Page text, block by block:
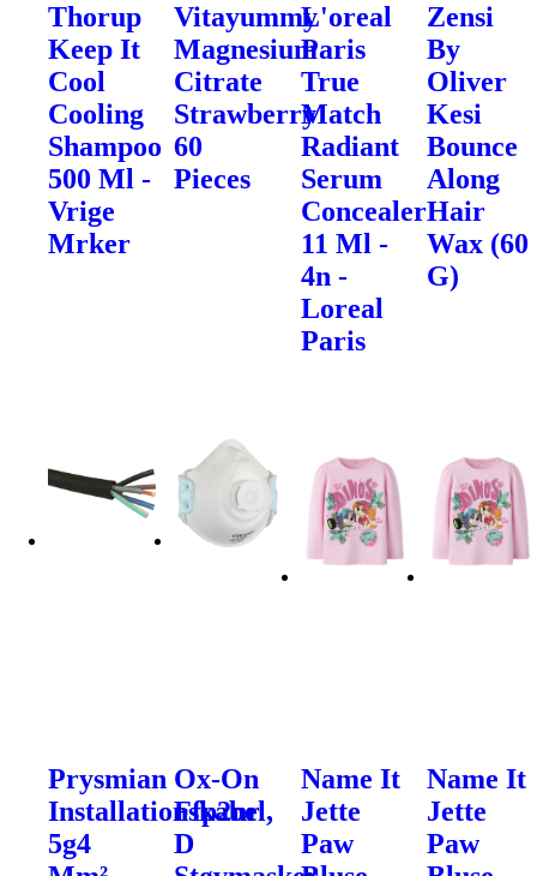
Thorup
Keep It
Cool
Cooling
Shampoo
500 Ml -
Vrige
Mrker
Vitayummy
Magnesium
Citrate
Strawberry
60
Pieces
L'oreal
Paris
True
Match
Radiant
Serum
Concealer
11 Ml -
4n -
Loreal
Paris
Zensi
By
Oliver
Kesi
Bounce
Along
Hair
Wax (60
G)
Prysmian
Installationskabel,
5g4
Ox-On
Ffp2nr
D
Name It
Jette
Paw
Name It
Jette
Paw